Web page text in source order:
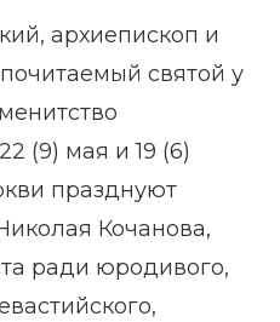
архиепископ и
святой у
(9) мая и 19 (6)
празднуют
Кочанова,
ради юродивого,